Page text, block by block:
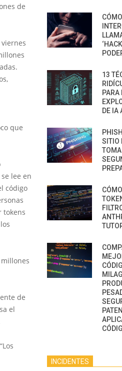
de
que
lee en
código
tokens
de
el
13
PARA
DE IA
SITIO
INCIDENTES